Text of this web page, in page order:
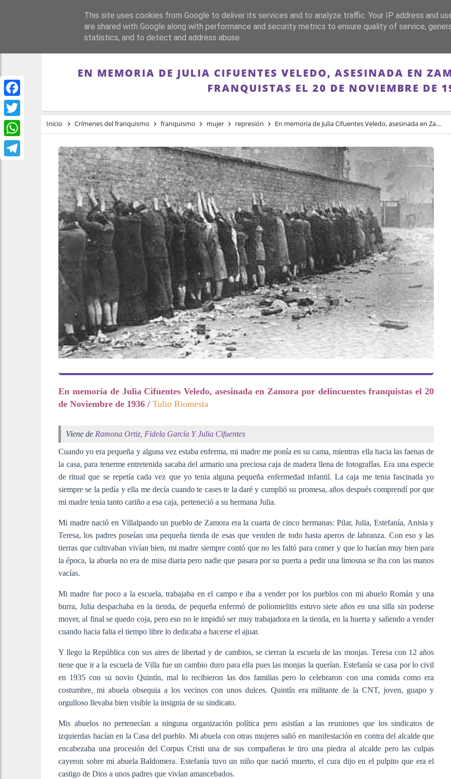
Facebook
Twitter
WhatsApp
PORTADA REPÚBLICA FRANQUISMO GUERRA DE ESPAÑA MEMORIA
EN MEMORIA DE JULIA CIFUENTES VELEDO, ASESINADA EN
FRANQUISTAS EL 20 DE NOVIEMBRE DE
Inicio Crímenes del franquismo franquismo mujer represión En memoria de Julia Cifuentes Veledo, asesinada en Zamora por delincuentes franquistas el 20 de Noviembre de 1936
En memoria de Julia Cifuentes Veledo, asesinada en Zamora por delincuentes franquistas el 20
de Noviembre de 1936 / Tulio Riomesta
Viene de Ramona Ortiz, Fidela García Y Julia Cifuentes
Cuando yo era pequeña y alguna vez estaba enferma, mi madre me ponía en su cama, mientras ella hacia las faenas de
la casa, para tenerme entretenida sacaba del armario una preciosa caja de madera llena de fotografías. Era una especie
de ritual que se repetía cada vez que yo tenia alguna pequeña enfermedad infantil. La caja me tenia fascinada yo
siempre se la pedía y ella me decía cuando te cases te la daré y cumplió su promesa, años después comprendí por que
mi madre tenia tanto cariño a esa caja, perteneció a su hermana Julia.
Mi madre nació en Villalpando un pueblo de Zamora era la cuarta de cinco hermanas: Pilar, Julia, Estefanía, Anisia y
Teresa, los padres poseían una pequeña tienda de esas que venden de todo hasta aperos de labranza. Con eso y las
tierras que cultivaban vivían bien, mi madre siempre contó que no les faltó para comer y que lo hacían muy bien para
la época, la abuela no era de misa diaria pero nadie que pasara por su puerta a pedir una limosna se iba con las manos
vacías.
Mi madre fue poco a la escuela, trabajaba en el campo e iba a vender por los pueblos con mi abuelo Román y una
burra, Julia despachaba en la tienda, de pequeña enfermó de poliomielitis estuvo siete años en una silla sin poderse
mover, al final se quedo coja, pero eso no le impidió ser muy trabajadora en la tienda, en la huerta y saliendo a vender
cuando hacia falta el tiempo libre lo dedicaba a hacerse el ajuar.
Y llego la República con sus aires de libertad y de cambios, se cierran la escuela de las monjas. Teresa con 12 años
tiene que ir a la escuela de Villa fue un cambio duro para ella pues las monjas la querían. Estefanía se casa por lo civil
en 1935 con su novio Quintín, mal lo recibieron las dos familias pero lo celebraron con una comida como era
costumbre, mi abuela obsequia a los vecinos con unos dulces. Quintín era militante de la CNT, joven, guapo y
orgulloso llevaba bien visible la insignia de su sindicato.
Mis abuelos no pertenecían a ninguna organización política pero asistían a las reuniones que los sindicatos de
izquierdas hacían en la Casa del pueblo. Mi abuela con otras mujeres salió en manifestación en contra del alcalde que
encabezaba una procesión del Corpus Cristi una de sus compañeras le tiro una piedra al alcalde pero las culpas
cayeron sobre mi abuela Baldomera. Estefanía tuvo un niño que nació muerto, el cura dijo en el pulpito que era el
castigo de Dios a unos padres que vivían amancebados.
This site uses cookies from Google to deliver its services and to analyze traffic. Your IP address and
are shared with Google along with performance and security metrics to ensure quality of service,
statistics, and to detect and address abuse.